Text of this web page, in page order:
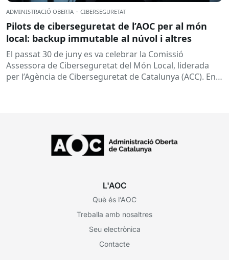
ADMINISTRACIÓ OBERTA · CIBERSEGURETAT
Pilots de ciberseguretat de l’AOC per al món
local: backup immutable al núvol i altres
El passat 30 de juny es va celebrar la Comissió
Assessora de Ciberseguretat del Món Local, liderada
per l’Agència de Ciberseguretat de Catalunya (ACC). En
L'AOC
Què és l’AOC
Treballa amb nosaltres
Seu electrònica
Contacte